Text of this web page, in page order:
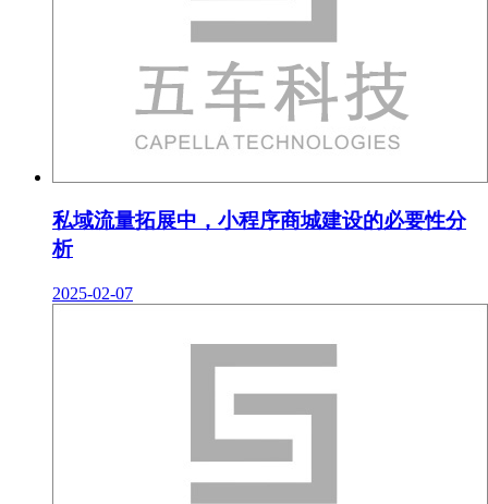
私域流量拓展中，小程序商城建设的必要性分
析
2025-02-07